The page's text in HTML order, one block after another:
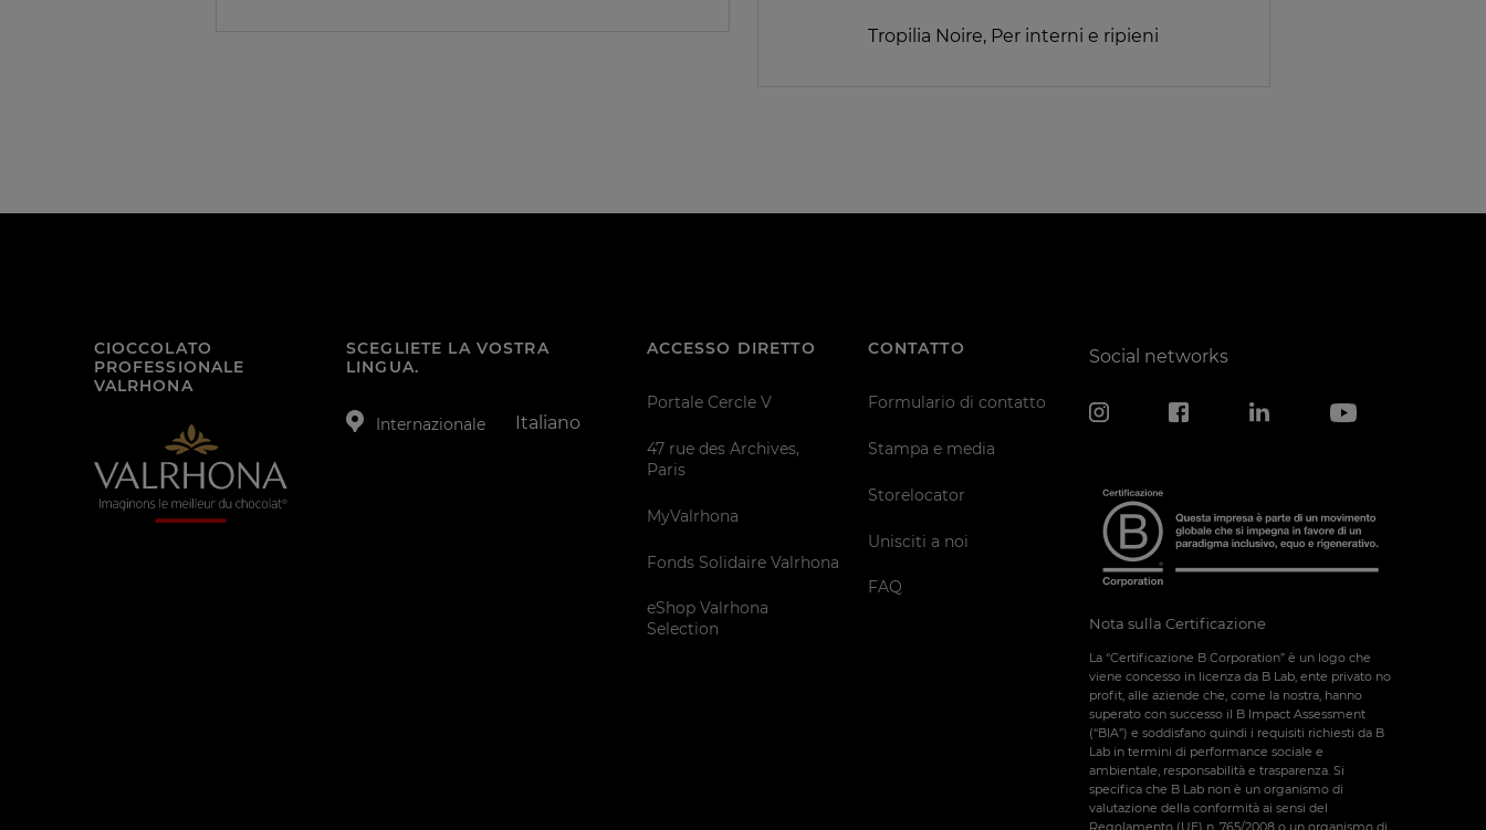
Tropilia Noire, Per interni e ripieni
CIOCCOLATO
PROFESSIONALE
VALRHONA
SCEGLIETE LA VOSTRA
LINGUA.
Internazionale Italiano
ACCESSO DIRETTO
Portale Cercle V
47 rue des Archives,
Paris
MyValrhona
Fonds Solidaire Valrhona
eShop Valrhona
Selection
CONTATTO
Formulario di contatto
Stampa e media
Storelocator
Unisciti a noi
FAQ
Social networks
Nota sulla Certificazione
La “Certificazione B Corporation” è un logo che
viene concesso in licenza da B Lab, ente privato no
profit, alle aziende che, come la nostra, hanno
superato con successo il B Impact Assessment
(“BIA”) e soddisfano quindi i requisiti richiesti da B
Lab in termini di performance sociale e
ambientale, responsabilità e trasparenza. Si
specifica che B Lab non è un organismo di
valutazione della conformità ai sensi del
Regolamento (UE) n. 765/2008 o un organismo di